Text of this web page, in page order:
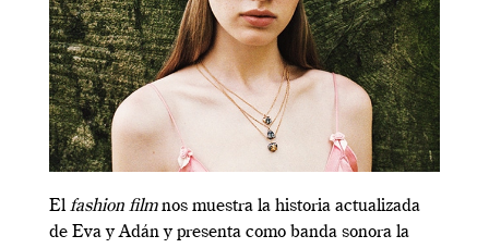
El fashion filmnos muestra la historia actualizada
de Eva y Adán y presenta como banda sonora la